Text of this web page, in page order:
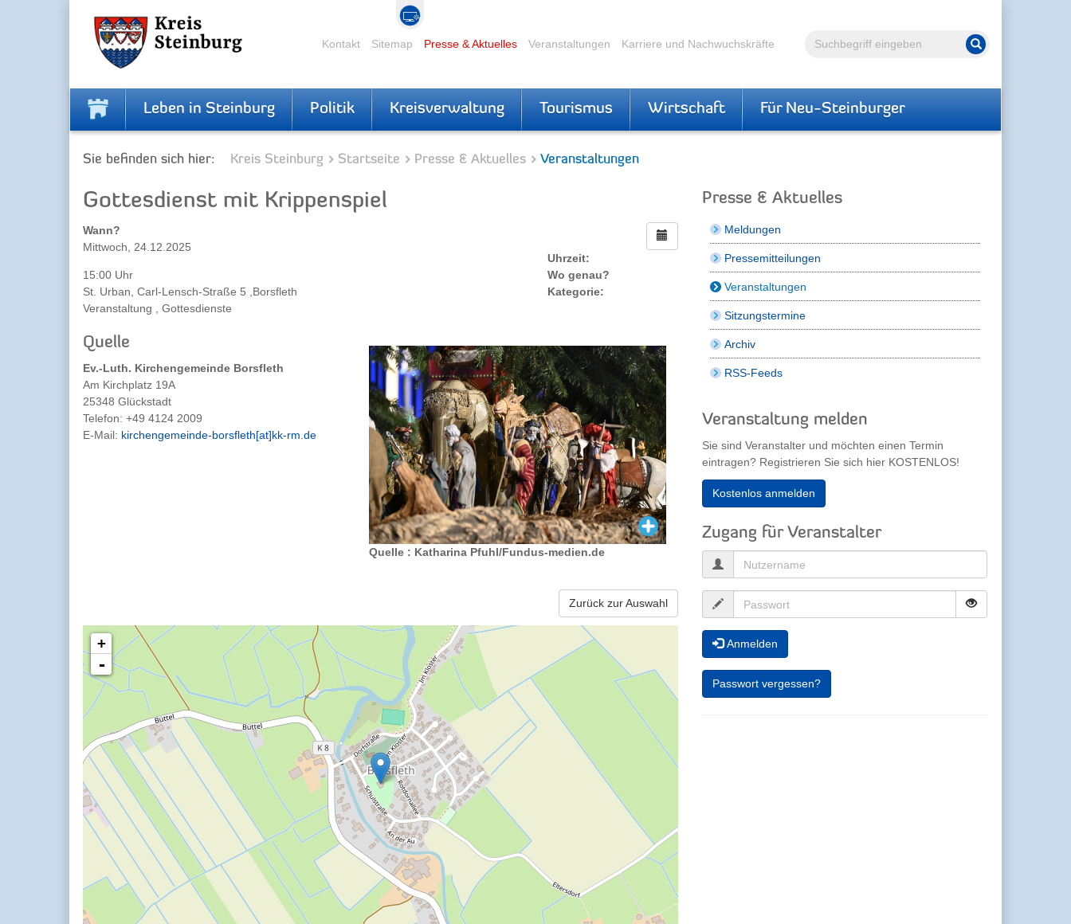
Volltextsuche Suche starten
Kontakt Sitemap Presse & Aktuelles Veranstaltungen Karriere und Nachwuchskräfte
Leben in Steinburg Politik Kreisverwaltung Tourismus Wirtschaft Für Neu-Steinburger
Sie befinden sich hier: Kreis Steinburg Startseite Presse & Aktuelles Veranstaltungen
Gottesdienst mit Krippenspiel
Wann?
Mittwoch, 24.12.2025
Uhrzeit:
15:00 Uhr
Wo genau?
St. Urban, Carl-Lensch-Straße 5 ,Borsfleth
Kategorie:
Veranstaltung , Gottesdienste
Quelle : Katharina Pfuhl/Fundus-medien.de
Quelle
Ev.-Luth. Kirchengemeinde Borsfleth
Am Kirchplatz 19A
25348 Glückstadt
Telefon: +49 4124 2009
E-Mail: kirchengemeinde-borsfleth[at]kk-rm.de
Zurück zur Auswahl
+
-
Presse & Aktuelles
Meldungen
Pressemitteilungen
Veranstaltungen
Sitzungstermine
Archiv
RSS-Feeds
Veranstaltung melden
Sie sind Veranstalter und möchten einen Termin
eintragen? Registrieren Sie sich hier KOSTENLOS!
Kostenlos anmelden
Zugang für Veranstalter
Anmelden
Passwort vergessen?